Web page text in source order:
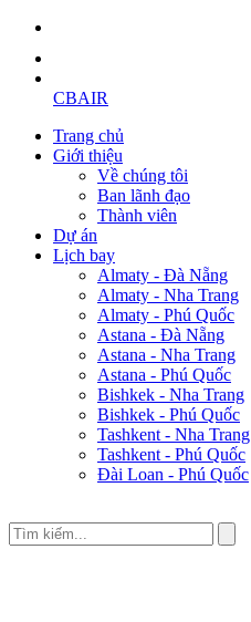
CBAIR
Trang chủ
Giới thiệu
Về chúng tôi
Ban lãnh đạo
Thành viên
Dự án
Lịch bay
Almaty - Đà Nẵng
Almaty - Nha Trang
Almaty - Phú Quốc
Astana - Đà Nẵng
Astana - Nha Trang
Astana - Phú Quốc
Bishkek - Nha Trang
Bishkek - Phú Quốc
Tashkent - Nha Trang
Tashkent - Phú Quốc
Đài Loan - Phú Quốc